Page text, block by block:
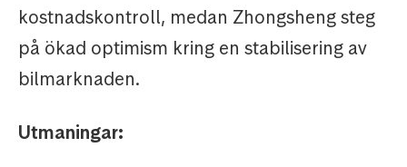
kostnadskontroll, medan Zhongsheng steg
på ökad optimism kring en stabilisering av
bilmarknaden.
Utmaningar: